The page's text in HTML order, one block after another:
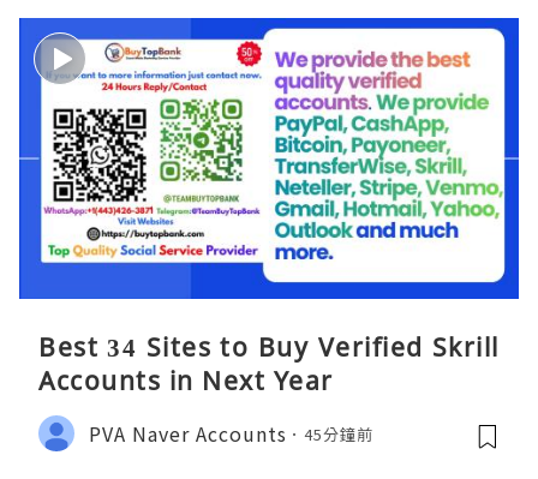
Best 34 Sites to Buy Verified Skrill
Accounts in Next Year
PVA Naver Accounts 45分鐘前